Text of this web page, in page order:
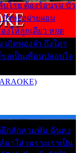
บโรย ต้องร้อนรุม บัว
วทองผ่ายผอม
งไห้ลูกเดียว หยุด
เถิดทองจ๋า ถึงใคร
ขอเป็นเพื่อนปลอบใจ
อีกสักสามพัน ฉันคง
าใส่ เพราะเราเป็น